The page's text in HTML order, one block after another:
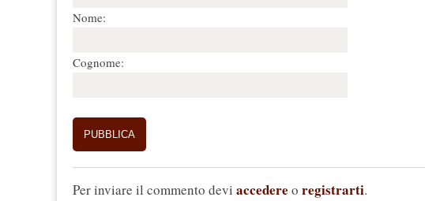
Nome:
Cognome:
Per inviare il commento devi accedere o registrarti.